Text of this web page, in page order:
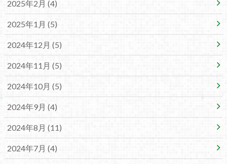
2025年2月 (4)
2025年1月 (5)
2024年12月 (5)
2024年11月 (5)
2024年10月 (5)
2024年9月 (4)
2024年8月 (11)
2024年7月 (4)